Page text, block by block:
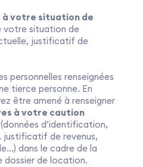
à votre situation de
votre situation de
justificatif de
personnelles renseignées
tierce personne. En
être amené à renseigner
à votre caution
(données d’identification,
de revenus,
dans le cadre de la
de location.